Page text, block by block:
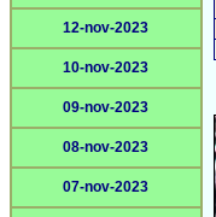
12-nov-2023
10-nov-2023
09-nov-2023
08-nov-2023
07-nov-2023